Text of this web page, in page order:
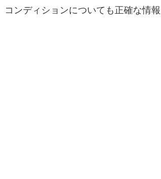
ンディションについても正確な情